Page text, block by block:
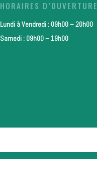
HORAIRES D’OUVERTURE
Lundi à Vendredi : 09h00 – 20h00
Samedi : 09h00 – 19h00